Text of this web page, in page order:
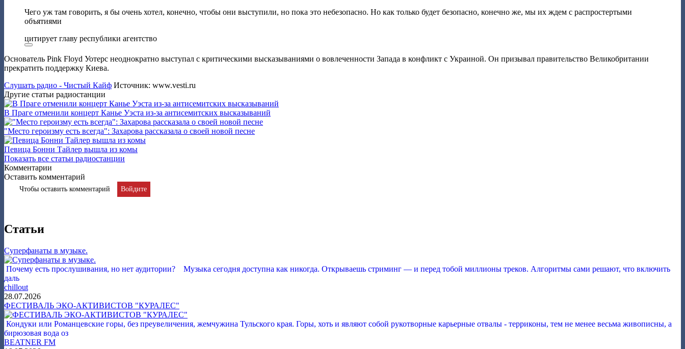
Чего уж там говорить, я бы очень хотел, конечно, чтобы они выступили, но пока это небезопасно. Но как только будет безопасно, конечно же, мы их ждем с распростертыми
объятиями
цитирует главу республики агентство
Основатель Pink Floyd Уотерс неоднократно выступал с критическими высказываниями о вовлеченности Запада в конфликт с Украиной. Он призывал правительство Великобритании
прекратить поддержку Киева.
Слушать радио - Чистый Кайф Источник: www.vesti.ru
Другие статьи радиостанции
В Праге отменили концерт Канье Уэста из-за антисемитских высказываний
"Место героизму есть всегда": Захарова рассказала о своей новой песне
Певица Бонни Тайлер вышла из комы
Показать все статьи радиостанции
Комментарии
Оставить комментарий
Чтобы оставить комментарий Войдите
Статьи
Суперфанаты в музыке.
Почему есть прослушивания, но нет аудитории? Музыка сегодня доступна как никогда. Открываешь стриминг — и перед тобой миллионы треков. Алгоритмы сами решают, что включить
даль
chillout
28.07.2026
ФЕСТИВАЛЬ ЭКО-АКТИВИСТОВ "КУРАЛЕС"
Кондуки или Романцевские горы, без преувеличения, жемчужина Тульского края. Горы, хоть и являют собой рукотворные карьерные отвалы - терриконы, тем не менее весьма живописны, а
бирюзовая вода оз
BEATNER FM